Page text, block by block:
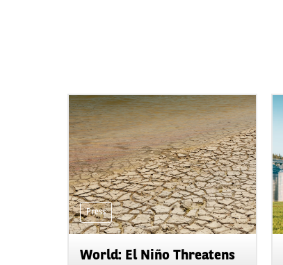
Press
World: El Niño Threatens